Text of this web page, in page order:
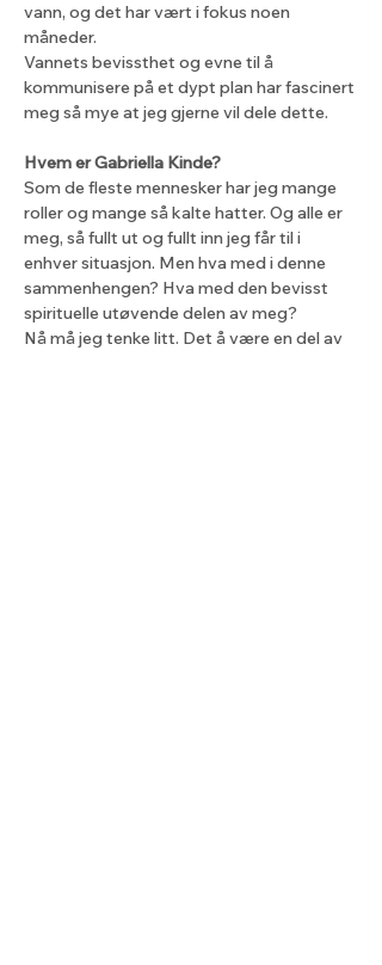
vann, og det har vært i fokus noen
måneder.
Vannets bevissthet og evne til å
kommunisere på et dypt plan har fascinert
meg så mye at jeg gjerne vil dele dette.
Hvem er Gabriella Kinde?
Som de fleste mennesker har jeg mange
roller og mange så kalte hatter. Og alle er
meg, så fullt ut og fullt inn jeg får til i
enhver situasjon. Men hva med i denne
sammenhengen? Hva med den bevisst
spirituelle utøvende delen av meg?
Nå må jeg tenke litt. Det å være en del av